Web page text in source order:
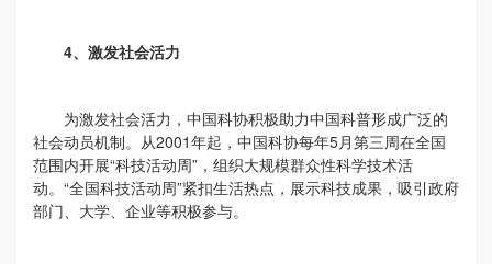
4、 激发社会活力
为激发社会活力，中国科协积极助力中国科普形成广泛的
社会动员机制。从2001年起，中国科协每年5月第三周在全国
范围内开展“科技活动周”，组织大规模群众性科学技术活
动。“全国科技活动周”紧扣生活热点，展示科技成果，吸引政府
部门、大学、企业等积极参与。